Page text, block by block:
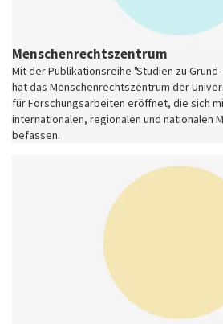
Menschenrechtszentrum
Mit der Publikationsreihe "Studien zu
hat das Menschenrechtszentrum der
für Forschungsarbeiten eröffnet, die sich
internationalen, regionalen und nationalen
befassen.